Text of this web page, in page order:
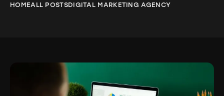
HOMEALL POSTSDIGITAL MARKETING AGENCY